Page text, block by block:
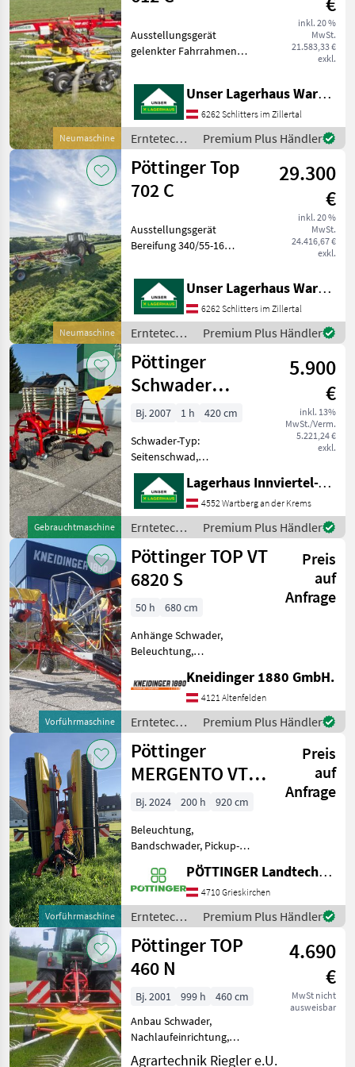
MARKTPLATZ
Marktplatz Händlerangebote Kleinanzeigen
Neumaschine
inkl. 20 %
MwSt.
21.583,33 €
exkl.
Ausstellungsgerät
gelenkter Fahrrahmen
Tasträder für Mittenschwad
Tandem elektrohydr.
Einkreiselbedienung
Symbolfoto ! Erntetechnik
Grünlan
Unser Lagerhaus Warenhandelsges.m.b.H.
6262 Schlitters im Zillertal
Erntetechnik
Grünland /
Pöttinger
Premium Plus Händler
Neumaschine
Pöttinger Top
702 C
29.300
€
inkl. 20 %
MwSt.
24.416,67 €
exkl.
Ausstellungsgerät
Bereifung 340/55-16
Mittenachse Tandemachse
re. zusl.
elektrohydraulische
Einkreiselbedienung
Symbolfoto Erntet
Unser Lagerhaus Warenhandelsges.m.b.H.
6262 Schlitters im Zillertal
Erntetechnik
Grünland /
Pöttinger
Premium Plus Händler
Gebrauchtmaschine
Pöttinger
Schwader
Eurotop 421 N
5.900
€
inkl. 13%
MwSt./Verm.
5.221,24 €
exkl.
Bj. 2007 1 h
420 cm
Schwader-Typ:
Seitenschwad,
Tandemachse, Schwadtuch
Pöttinger Schwader
Eurotop 421 N
Dämpfungsstreben
Erntetechnik Grünland
Schwader
Lagerhaus Innviertel-Traunviertel-Urfahr eGen, Wartberg/Krems
4552 Wartberg an der Krems
Erntetechnik
Grünland /
Pöttinger
Premium Plus Händler
Vorführmaschine
Pöttinger TOP VT
6820 S
Preis
auf
Anfrage
50 h
680 cm
Anhänge Schwader,
Beleuchtung,
Tandemachse,
Zinkenverlustsicherung,
Schwadtuch,
Federentlastung
Vorführgerät sofort
verfügbar Option für Hyd
Arbeitsb
Kneidinger 1880 GmbH.
4121 Altenfelden
Erntetechnik
Grünland /
Pöttinger
Premium Plus Händler
Vorführmaschine
Pöttinger
MERGENTO VT
9220
Preis
auf
Anfrage
Bj. 2024 200 h
920 cm
Beleuchtung,
Bandschwader, Pickup-
Pöttinger Vorführmaschine
Ausstattung: -
Druckluftbremse - EU
Typisierung 40 km/h -
500/45 R22, 5" - SE
PÖTTINGER Landtechnik GmbH
4710 Grieskirchen
Erntetechnik
Grünland /
Pöttinger
Premium Plus Händler
Pöttinger TOP
460 N
4.690
€
MwSt nicht
ausweisbar
Bj. 2001 999 h
460 cm
Anbau Schwader,
Nachlaufeinrichtung,
Tandemachse, Schwadtuch
Agrartechnik Riegler e.U.